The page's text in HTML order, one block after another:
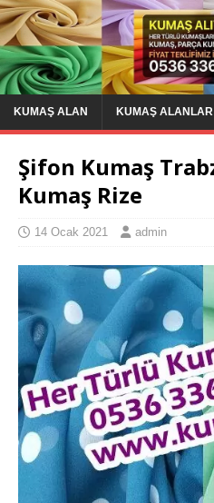
KUMAŞ ALAN KUMAŞ ALANLAR
Şifon Kumaş
Kumaş Rize
14 Ocak 2021 admin